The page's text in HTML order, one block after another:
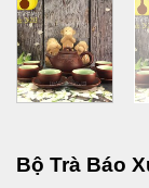
Bộ Trà Báo